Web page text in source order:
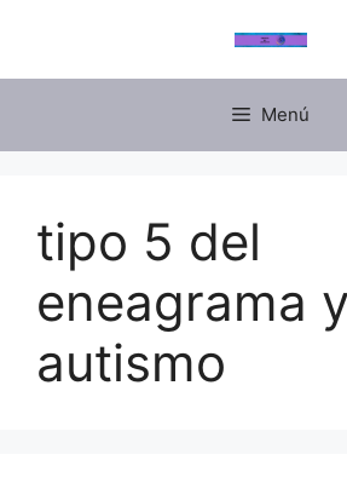
Menú
tipo 5 del
eneagrama y
autismo